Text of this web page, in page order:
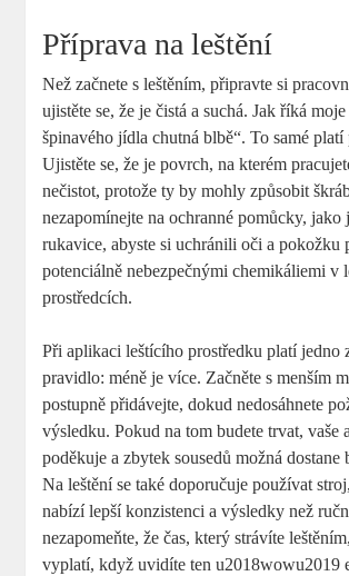
Příprava na leštění
Než začnete s leštěním, připravte si
ujistěte se, že je čistá a suchá. Jak říká
špinavého jídla chutná blbě“. To samé platí
Ujistěte se, že je povrch, na kterém
nečistot, protože ty by mohly způsobit
nezapomínejte na ochranné pomůcky, jako
rukavice, abyste si uchránili oči a pokožku
potenciálně nebezpečnými chemikáliemi v
prostředcích.
Při aplikaci leštícího prostředku platí jedno
pravidlo: méně je více. Začněte s menším
postupně přidávejte, dokud nedosáhnete
výsledku. Pokud na tom budete trvat, vaše
poděkuje a zbytek sousedů možná dostane
Na leštění se také doporučuje používat
nabízí lepší konzistenci a výsledky než
nezapomeňte, že čas, který strávíte
vyplatí, když uvidíte ten u2018wowu2019